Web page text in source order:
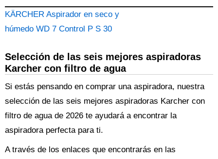
KÄRCHER Aspirador en seco y
húmedo WD 7 Control P S 30
Selección de las seis mejores aspiradoras
Karcher con filtro de agua
Si estás pensando en comprar una aspiradora, nuestra
selección de las seis mejores aspiradoras Karcher con
filtro de agua de 2026 te ayudará a encontrar la
aspiradora perfecta para ti.
A través de los enlaces que encontrarás en las